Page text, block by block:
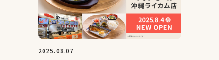
2025.08.07